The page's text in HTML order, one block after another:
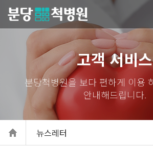
당척병원
고객 서비스
뉴스레터